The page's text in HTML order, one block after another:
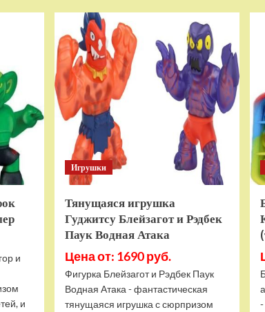
(505-
в-1)
HDMI
GTA
и
и
Игрушки
Тянущаяся игрушка
Гуджитсу Блейзагот и Рэдбек
Паук Водная Атака
Цена от: 1690 руб.
Фигурка Блейзагот и Рэдбек Паук
Водная Атака - фантастическая
тянущаяся игрушка с сюрпризом